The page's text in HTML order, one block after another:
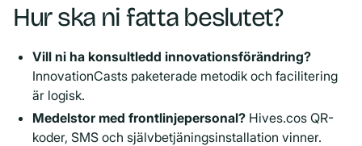
Hur ska ni fatta beslutet?
Vill ni ha konsultledd innovationsförändring?
InnovationCasts paketerade metodik och facilitering
är logisk.
Medelstor med frontlinjepersonal? Hives.cos QR-
koder, SMS och självbetjäningsinstallation vinner.